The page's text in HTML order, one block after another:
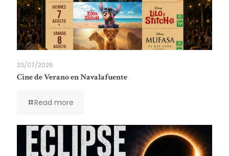
23/07/2026
Cine de Verano en Navalafuente
Read more